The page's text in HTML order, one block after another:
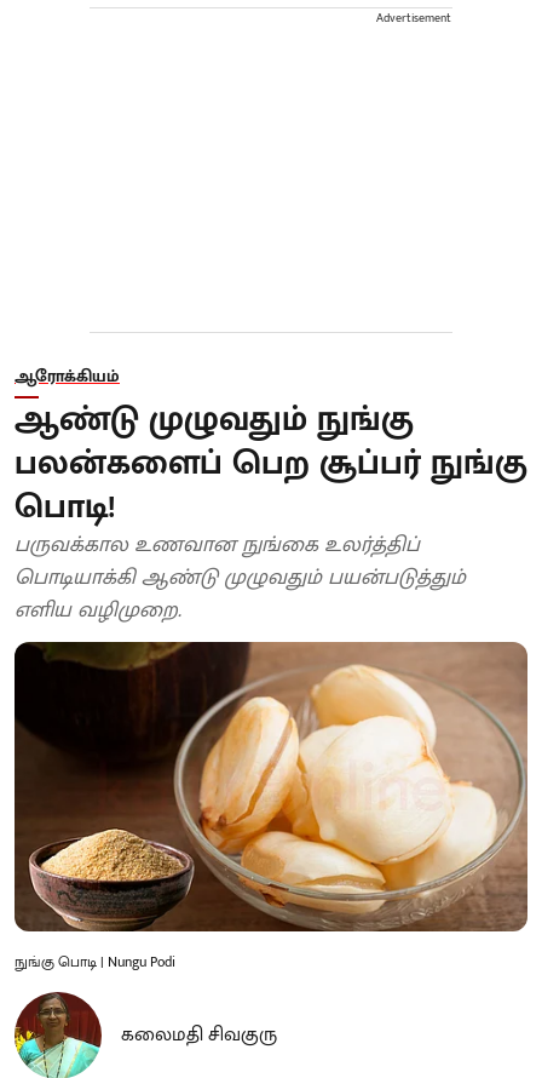
Advertisement
ஆரோக்கியம்
ஆண்டு முழுவதும் நுங்கு
பலன்களைப் பெற சூப்பர் நுங்கு
பொடி!
பருவக்கால உணவான நுங்கை உலர்த்திப்
பொடியாக்கி ஆண்டு முழுவதும் பயன்படுத்தும்
எளிய வழிமுறை.
நுங்கு பொடி | Nungu Podi
கலைமதி சிவகுரு